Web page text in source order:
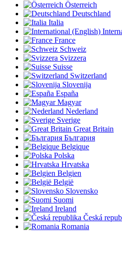
Österreich
Deutschland
Italia
France
Schweiz
Svizzera
Suisse
Switzerland
Slovenija
España
Magyar
Nederland
Sverige
Great Britain
България
Belgique
Polska
Hrvatska
Belgien
België
Slovensko
Suomi
Ireland
Česká
Romania